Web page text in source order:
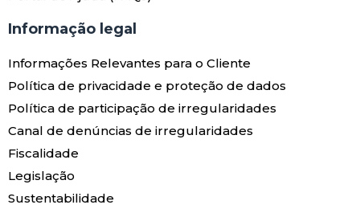
Informação legal
Informações Relevantes para o Cliente
Política de privacidade e proteção de dados
Política de participação de irregularidades
Canal de denúncias de irregularidades
Fiscalidade
Legislação
Sustentabilidade